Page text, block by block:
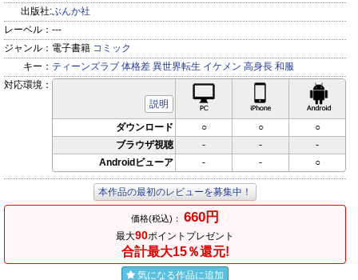
出版社:ぶんか社
レーベル： ---
ジャンル： 電子書籍 コミック
キー： ティーンズラブ 体格差 異世界転生 イケメン 高身長 和服
対応環境：
説明
iPhone対応
ダウンロード ○ ○
○
ブラウザ視聴
- -
-
Androidビューア
- - ○
本作品の最初のレビューを募集中！
価格(税込)： 660円
最大90ポイントプレゼント
合計最大15％還元!
気になる作品に追加